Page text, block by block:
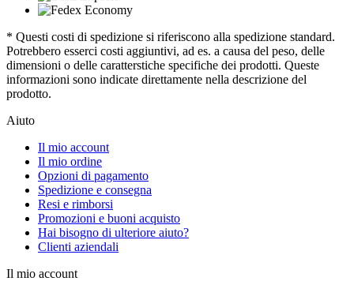
* Questi costi di spedizione si riferiscono alla spedizione standard.
Potrebbero esserci costi aggiuntivi, ad es. a causa del peso, delle
dimensioni o delle caratterstiche specifiche dei prodotti. Queste
informazioni sono indicate direttamente nella descrizione del
prodotto.
Aiuto
Il mio account
Il mio ordine
Opzioni di pagamento
Spedizione e consegna
Resi e rimborsi
Promozioni e buoni acquisto
Hai bisogno di ulteriore aiuto?
Clienti aziendali
Il mio account